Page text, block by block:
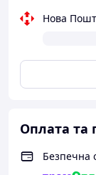
Нова
Оплата та
Безпечна